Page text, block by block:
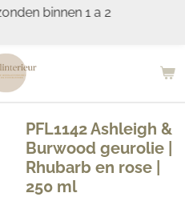
binnen 1 a 2
PFL1142 Ashleigh &
Burwood geurolie |
Rhubarb en rose |
250 ml